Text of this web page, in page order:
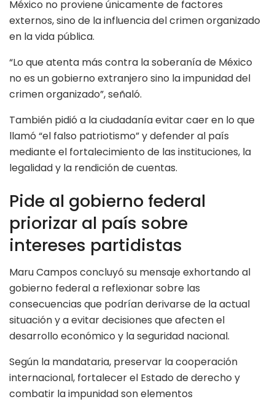
México no proviene únicamente de factores
externos, sino de la influencia del crimen organizado
en la vida pública.
“Lo que atenta más contra la soberanía de México
no es un gobierno extranjero sino la impunidad del
crimen organizado”, señaló.
También pidió a la ciudadanía evitar caer en lo que
llamó “el falso patriotismo” y defender al país
mediante el fortalecimiento de las instituciones, la
legalidad y la rendición de cuentas.
Pide al gobierno federal
priorizar al país sobre
intereses partidistas
Maru Campos concluyó su mensaje exhortando al
gobierno federal a reflexionar sobre las
consecuencias que podrían derivarse de la actual
situación y a evitar decisiones que afecten el
desarrollo económico y la seguridad nacional.
Según la mandataria, preservar la cooperación
internacional, fortalecer el Estado de derecho y
combatir la impunidad son elementos